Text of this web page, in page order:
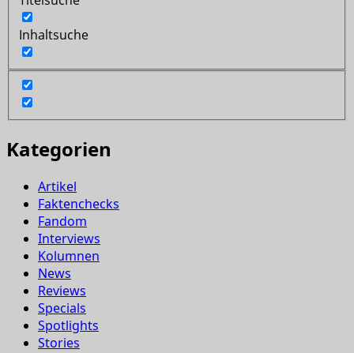
Inhaltsuche
Kategorien
Artikel
Faktenchecks
Fandom
Interviews
Kolumnen
News
Reviews
Specials
Spotlights
Stories